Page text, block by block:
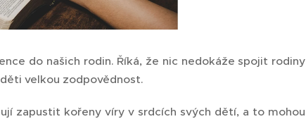
do našich rodin. Říká, že nic nedokáže spojit rodiny
velkou zodpovědnost.
zapustit kořeny víry v srdcích svých dětí, a to mohou